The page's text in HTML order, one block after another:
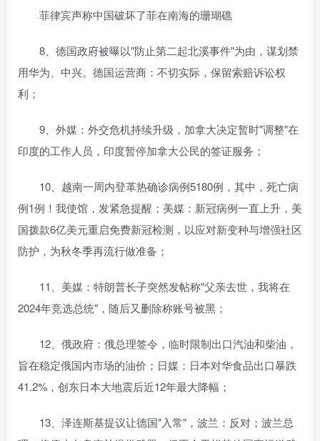
菲律宾声称中国破坏了菲在南海的珊瑚礁
8、德国政府被曝以"防止第二起北溪事件"为由，谋划禁
用华为、中兴。德国运营商：不切实际，保留索赔诉讼权
利；
9、外媒：外交危机持续升级，加拿大决定暂时"调整"在
印度的工作人员，印度暂停加拿大公民的签证服务；
10、越南一周内登革热确诊病例5180例，其中，死亡病
例1例！我使馆，发紧急提醒；美媒：新冠病例一直上升，美
国拨款6亿美元重启免费新冠检测，以应对新变种与增强社区
防护，为秋冬季再流行做准备；
11、美媒：特朗普长子突然发帖称"父亲去世，我将在
2024年竞选总统"，随后又删除称账号被黑；
12、俄政府：俄总理签令，临时限制出口汽油和柴油，
旨在稳定俄国内市场的油价；日媒：日本对华食品出口暴跌
41.2%，创东日本大地震后近12年最大降幅；
13、泽连斯基提议让德国"入常"，波兰：反对；波兰总